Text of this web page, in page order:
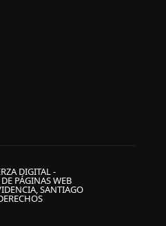
DIGITAL -
PÁGINAS WEB
SANTIAGO